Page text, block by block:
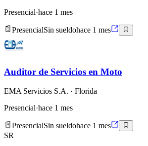
Presencial·hace 1 mes
PresencialSin sueldohace 1 mes
Auditor de Servicios en Moto
EMA Servicios S.A. · Florida
Presencial·hace 1 mes
PresencialSin sueldohace 1 mes
SR